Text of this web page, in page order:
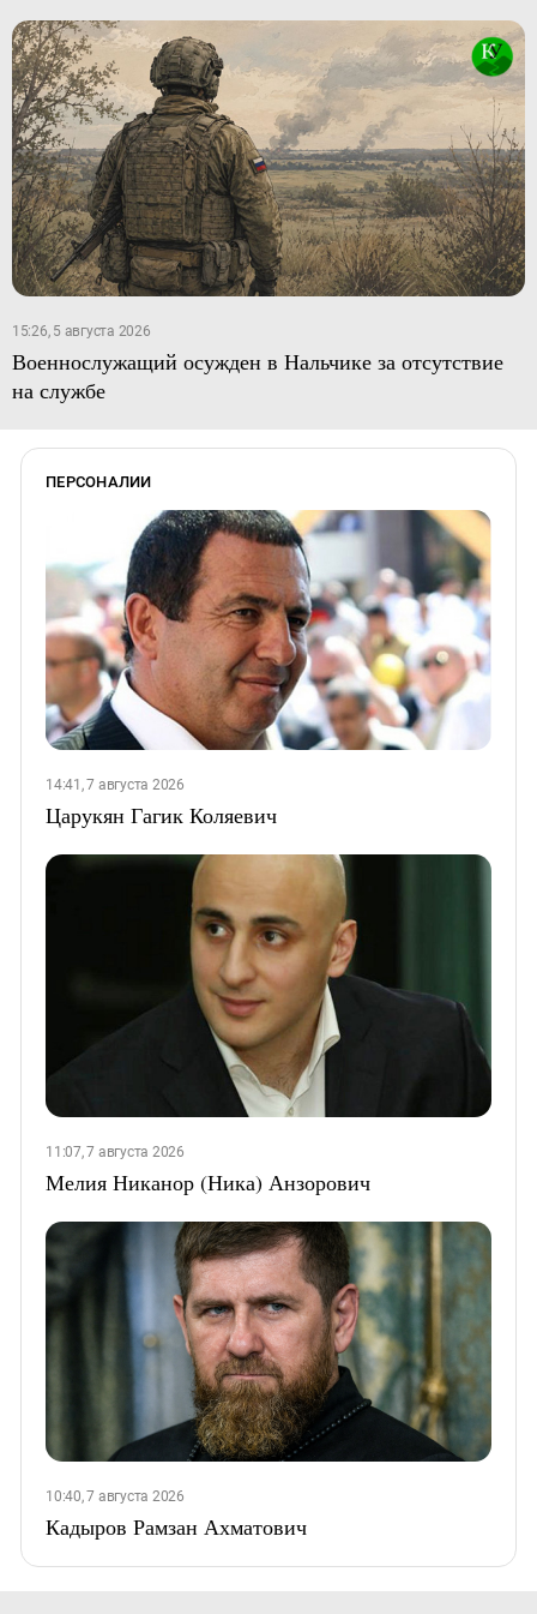
15:26, 5 августа 2026
Военнослужащий осужден в Нальчике за отсутствие
на службе
ПЕРСОНАЛИИ
14:41, 7 августа 2026
Царукян Гагик Коляевич
11:07, 7 августа 2026
Мелия Никанор (Ника) Анзорович
10:40, 7 августа 2026
Кадыров Рамзан Ахматович